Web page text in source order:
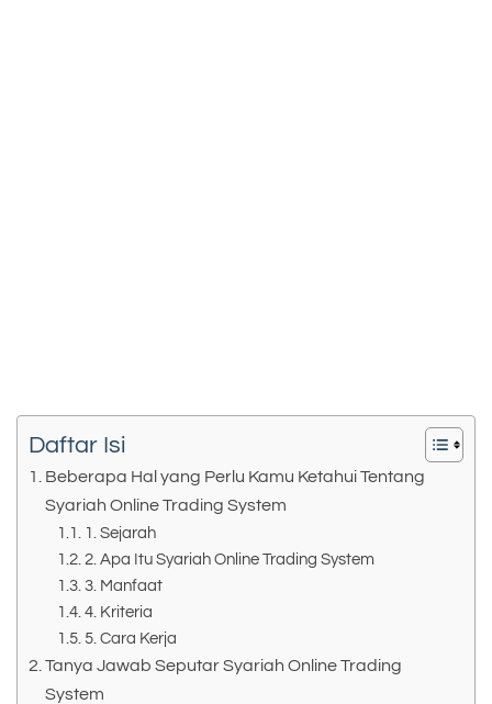
Daftar Isi
Beberapa Hal yang Perlu Kamu Ketahui Tentang
Syariah Online Trading System
1. Sejarah
2. Apa Itu Syariah Online Trading System
3. Manfaat
4. Kriteria
5. Cara Kerja
Tanya Jawab Seputar Syariah Online Trading
System